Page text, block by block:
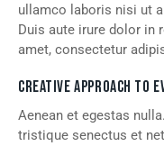
ullamco laboris nisi ut
Duis aute irure dolor in
amet, consectetur
CREATIVE APPROACH TO
Aenean et egestas
tristique senectus et